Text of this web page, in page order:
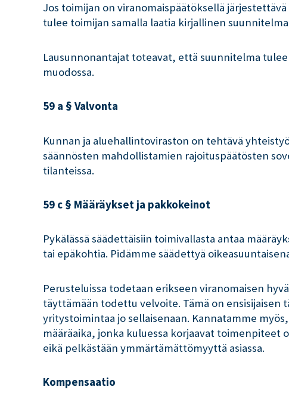
Jos toimijan on viranomaispäätöksellä
tulee toimijan samalla laatia kirjallinen
Lausunnonantajat toteavat, että suunnitelma
muodossa.
59 a § Valvonta
Kunnan ja aluehallintoviraston on tehtävä
säännösten mahdollistamien rajoituspäätösten
tilanteissa.
59 c § Määräykset ja pakkokeinot
Pykälässä säädettäisiin toimivallasta antaa
tai epäkohtia. Pidämme säädettyä
Perusteluissa todetaan erikseen viranomaisen
täyttämään todettu velvoite. Tämä on ensisijaisen
yritystoimintaa jo sellaisenaan. Kannatamme
määräaika, jonka kuluessa korjaavat
eikä pelkästään ymmärtämättömyyttä asiassa.
Kompensaatio